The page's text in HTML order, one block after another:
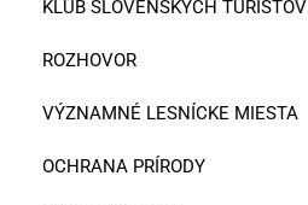
KLUB SLOVENSKÝCH TURISTOV
ROZHOVOR
VÝZNAMNÉ LESNÍCKE MIESTA
OCHRANA PRÍRODY